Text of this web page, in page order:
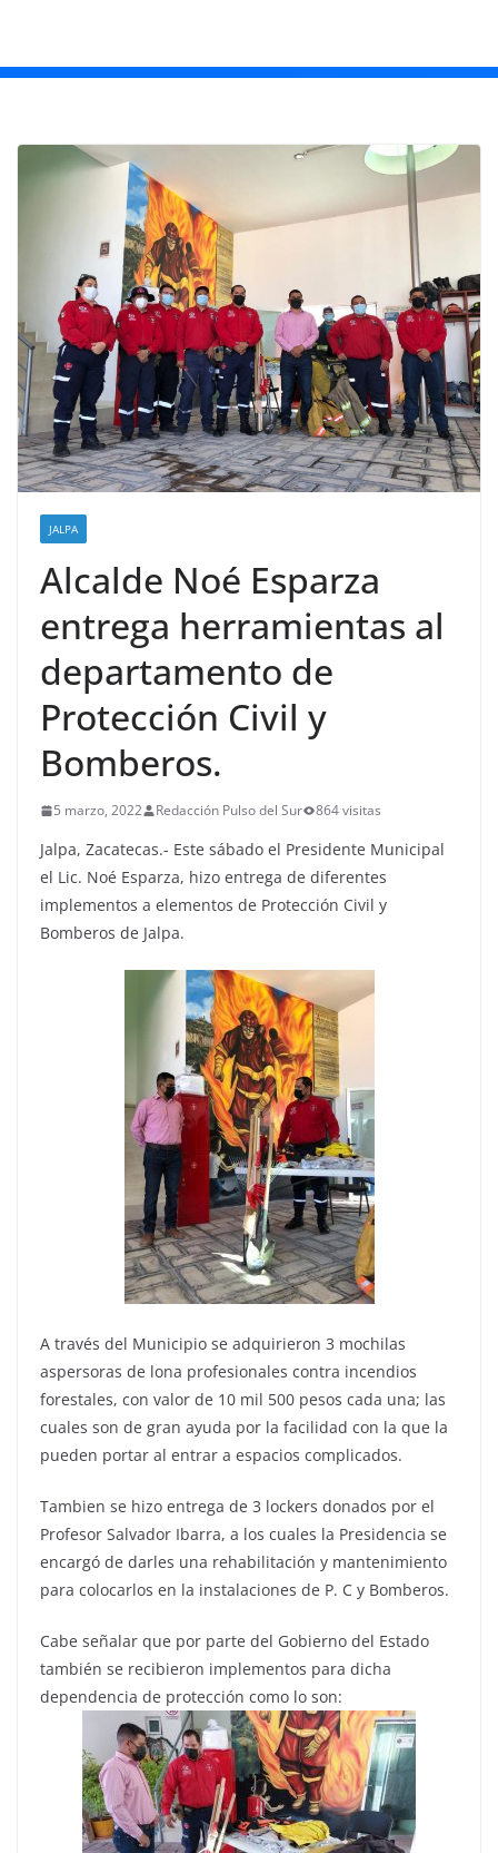
JALPA
Alcalde Noé Esparza
entrega herramientas al
departamento de
Protección Civil y
Bomberos.
5 marzo, 2022 Redacción Pulso del Sur 864 visitas
Jalpa, Zacatecas.- Este sábado el Presidente Municipal
el Lic. Noé Esparza, hizo entrega de diferentes
implementos a elementos de Protección Civil y
Bomberos de Jalpa.
A través del Municipio se adquirieron 3 mochilas
aspersoras de lona profesionales contra incendios
forestales, con valor de 10 mil 500 pesos cada una; las
cuales son de gran ayuda por la facilidad con la que la
pueden portar al entrar a espacios complicados.
Tambien se hizo entrega de 3 lockers donados por el
Profesor Salvador Ibarra, a los cuales la Presidencia se
encargó de darles una rehabilitación y mantenimiento
para colocarlos en la instalaciones de P. C y Bomberos.
Cabe señalar que por parte del Gobierno del Estado
también se recibieron implementos para dicha
dependencia de protección como lo son: